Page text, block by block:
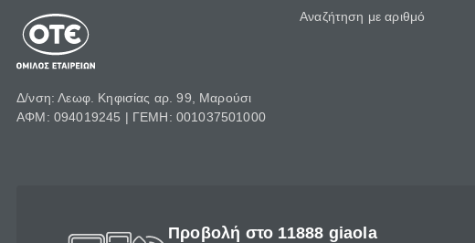
Δ/νση: Λεωφ. Κηφισίας αρ. 99, Μαρούσι
ΑΦΜ: 094019245 | ΓΕΜΗ: 001037501000
Αναζήτηση με αριθμό
Προβολή στο 11888 giaola